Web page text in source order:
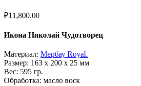
₽11,800.00
Икона Николай Чудотворец
Материал: Мербау Royal.
Размер: 163 х 200 х 25 мм
Вес: 595 гр.
Обработка: масло воск